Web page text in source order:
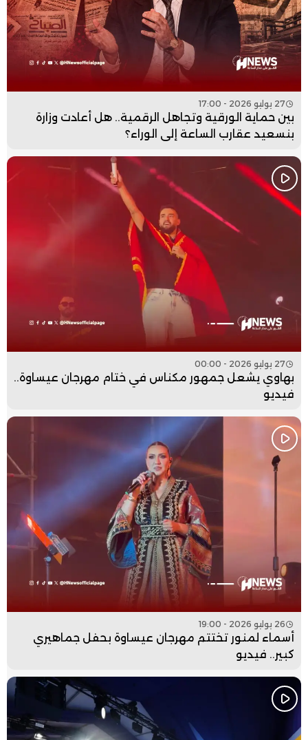
27 يوليو 2026 - 17:00
بين حماية الورقية وتجاهل الرقمية.. هل أعادت وزارة
بنسعيد عقارب الساعة إلى الوراء؟
27 يوليو 2026 - 00:00
بهاوي يشعل جمهور مكناس في ختام مهرجان عيساوة..
فيديو
26 يوليو 2026 - 19:00
أسماء لمنور تختتم مهرجان عيساوة بحفل جماهيري
كبير.. فيديو